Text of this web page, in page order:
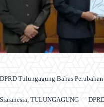
DPRD Tulungagung Bahas
Siaranesia, TULUNGAGUNG —